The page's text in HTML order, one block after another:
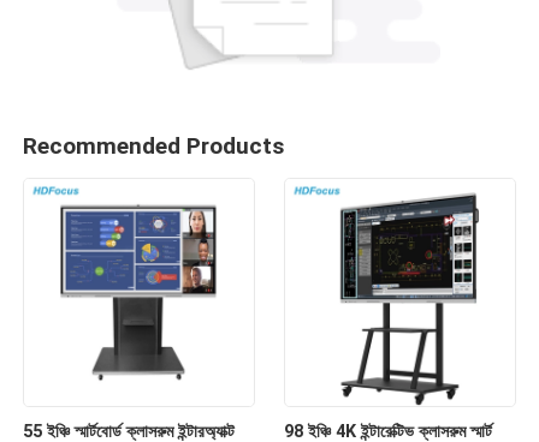
Recommended Products
55 ইঞ্চি স্মার্টবোর্ড ক্লাসরুম ইন্টারঅ্যাক্ট
98 ইঞ্চি 4K ইন্টারেক্টিভ ক্লাসরুম স্মার্ট